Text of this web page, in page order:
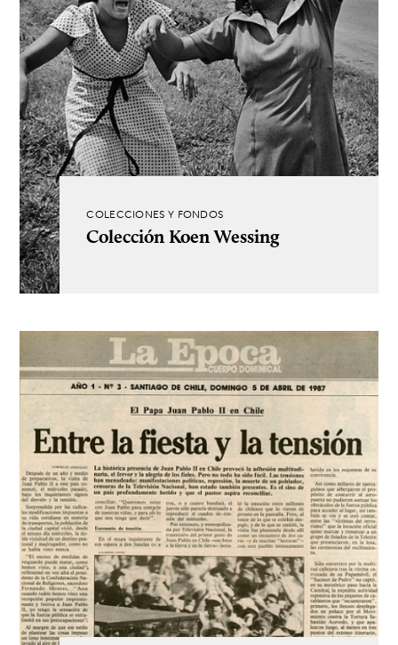
COLECCIONES Y FONDOS
Colección Koen Wessing